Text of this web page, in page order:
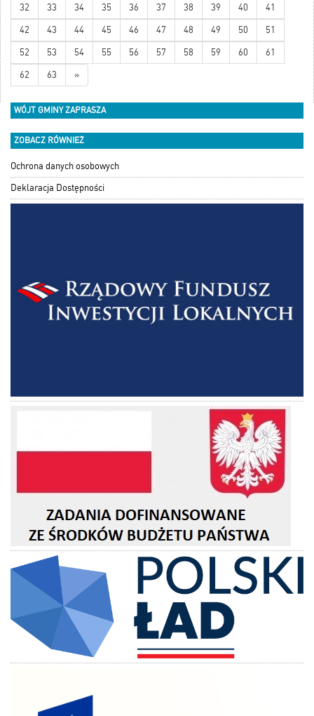
32 33 34 35 36 37 38 39 40 41
42 43 44 45 46 47 48 49 50 51
52 53 54 55 56 57 58 59 60 61
62 63 »
WÓJT GMINY ZAPRASZA
ZOBACZ RÓWNIEŻ
Ochrona danych osobowych
Deklaracja Dostępności